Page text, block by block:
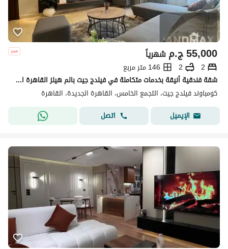
ج.م55,000 شهرياً
2
2
146 متر مربع
شقة فندقية أنيقة بخدمات متكاملة في فيلدج جيت بالم هيلز القاهرة الجديدة
كومباوند فيلدج جيت، التجمع الخامس، القاهرة الجديدة، القاهرة
الإيميل
اتصل